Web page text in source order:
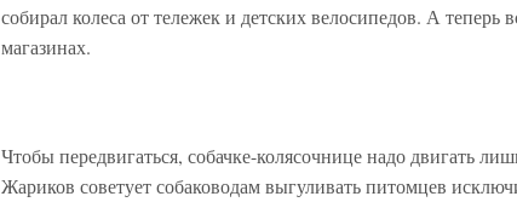
собирал колеса от тележек и детских велосипедов. А теперь
магазинах.
Чтобы передвигаться, собачке-колясочнице надо двигать
Жариков советует собаководам выгуливать питомцев